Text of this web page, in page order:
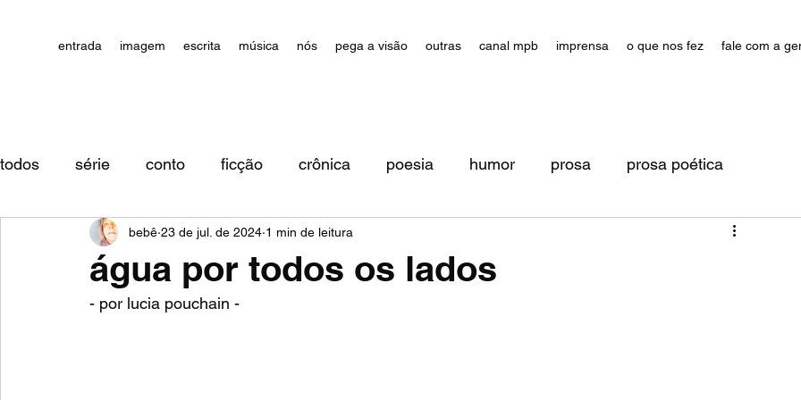
entrada imagem escrita música nós pega a visão outras canal mpb imprensa o que nos fez fale com a
todos série conto ficção crônica poesia humor prosa prosa poética
impressões/comentários
água por todos os lados
bebê 23 de jul. de 2024 1 min de leitura
- por lucia pouchain -